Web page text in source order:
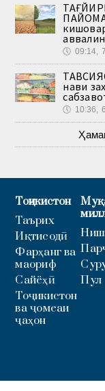
🕔 09:14,
нави
🕔 10:36,
Тоҷикистон
Таърих
Иқтисодӣ
Фарҳанг ва
маориф
Сайёҳӣ
Тоҷикистон
ва ҷомеаи
ҷаҳон
Пул